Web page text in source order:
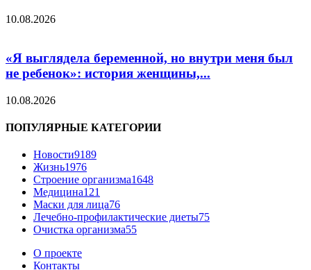
10.08.2026
«Я выглядела беременной, но внутри меня был
не ребенок»: история женщины,...
10.08.2026
ПОПУЛЯРНЫЕ КАТЕГОРИИ
Новости9189
Жизнь1976
Строение организма1648
Медицина121
Маски для лица76
Лечебно-профилактические диеты75
Очистка организма55
О проекте
Контакты